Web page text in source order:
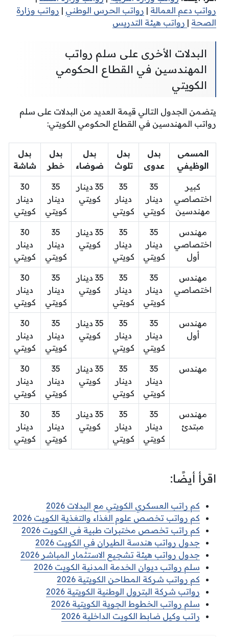
رواتب دعم العمالة | رواتب الحرس الوطني | رواتب وزارة
الصحة | رواتب هيئة التدريس
البدلات الأخرى على سلم رواتب
المهندسين في القطاع الحكومي
الكويتي
يتضمن الجدول التالي قيمة العديد من البدلات على سلم
رواتب المهندسين في القطاع الحكومي الكويتي:
المسمى
الوظيفي
بدل
عدوى
بدل
تلوث
بدل
ضوضاء
بدل
خطر
بدل
شاشة
كبير
اختصاصي
مهندسين
35
دينار
كويتي
35
دينار
كويتي
35 دينار
كويتي
35
دينار
كويتي
30
دينار
كويتي
مهندس
اختصاصي
أول
35
دينار
كويتي
35
دينار
كويتي
35 دينار
كويتي
35
دينار
كويتي
30
دينار
كويتي
مهندس
اختصاصي
35
دينار
كويتي
35
دينار
كويتي
35 دينار
كويتي
35
دينار
كويتي
30
دينار
كويتي
مهندس
أول
35
دينار
كويتي
35
دينار
كويتي
35 دينار
كويتي
35
دينار
كويتي
30
دينار
كويتي
مهندس
35
دينار
كويتي
35
دينار
كويتي
35 دينار
كويتي
35
دينار
كويتي
30
دينار
كويتي
مهندس
مبتدئ
35
دينار
كويتي
35
دينار
كويتي
35 دينار
كويتي
35
دينار
كويتي
30
دينار
كويتي
اقرأ أيضًا:
كم راتب العسكري الكويتي مع البدلات 2026
كم رواتب تخصص علوم الغذاء والتغذية الكويت 2026
كم راتب تخصص مختبرات طبية في الكويت 2026
جدول رواتب هندسة الطيران في الكويت 2026
جدول رواتب هيئة تشجيع الاستثمار المباشر 2026
سلم رواتب ديوان الخدمة المدنية الكويت 2026
كم رواتب شركة المطاحن الكويتية 2026
رواتب شركة البترول الوطنية الكويتية 2026
سلم رواتب الخطوط الجوية الكويتية 2026
راتب وكيل ضابط الكويت الداخلية 2026